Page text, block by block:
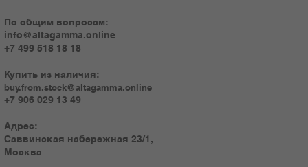
По общим вопросам:
info@altagamma.online
+7 499 518 18 18
Купить из наличия:
buy.from.stock@altagamma.online
+7 906 029 13 49
Адрес:
Саввинская набережная 23/1,
Москва